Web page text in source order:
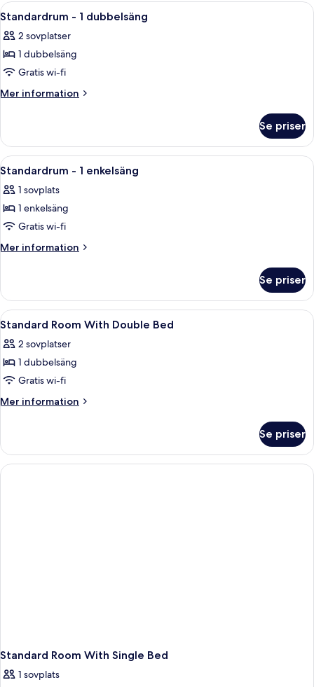
Öppna
alla
foton
för
Standardrum
-
Ett modernt sovrum med en stor
10
Standardrum - 1 dubbelsäng
2 sovplatser
1 dubbelsäng
Gratis wi-fi
Mer information
Mer
-
dubbelsäng
Se priser
Öppna
alla
foton
för
Standardrum
-
En säng med vita sängkläder och
13
Standardrum - 1 enkelsäng
1 sovplats
1 enkelsäng
Gratis wi-fi
Mer information
Mer
-
enkelsäng
Se priser
Öppna
alla
foton
för
Standard
Room
Bed
Allergitestade sängkläder,
4
Standard Room With Double Bed
2 sovplatser
1 dubbelsäng
Gratis wi-fi
Mer information
Mer
Room
With
Double
Se priser
Standard Room With Single Bed
1 sovplats